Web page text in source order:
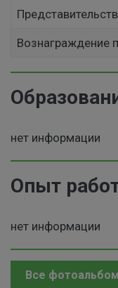
Вознаграждение
нет информации
Опыт
нет информации
Все